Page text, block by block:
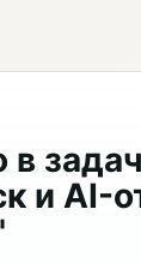
в
и AI-